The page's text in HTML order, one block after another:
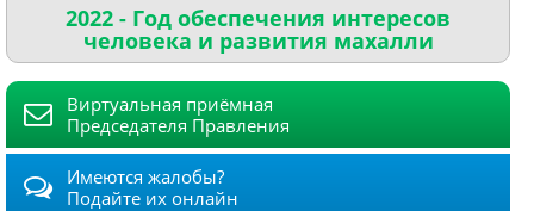
2022 - Год обеспечения интересов
человека и развития махалли
Виртуальная приёмная
Председателя Правления
Имеются жалобы?
Подайте их онлайн